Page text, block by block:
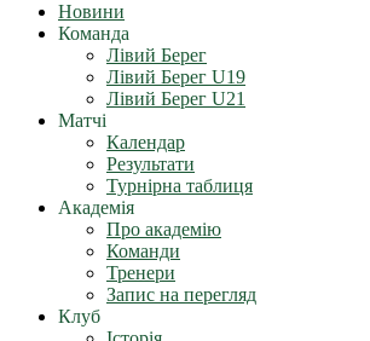
Новини
Команда
Лівий Берег
Лівий Берег U19
Лівий Берег U21
Матчі
Календар
Результати
Турнірна таблиця
Академія
Про академію
Команди
Тренери
Запис на перегляд
Клуб